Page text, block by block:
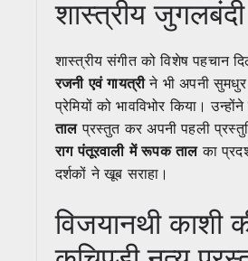
शास्त्रीय जुगलबंदी
शास्त्रीय संगीत को विशेष पहचान
रजनी एवं गायत्रीने भी अपनी
प्रेमियों को भावविभोर किया। उन्होंने
तालप्रस्तुत कर अपनी पहली
राग पंतूरवाली में रूपक तालका
दर्शकों ने खूब सराहा।
विजयानथी काशी